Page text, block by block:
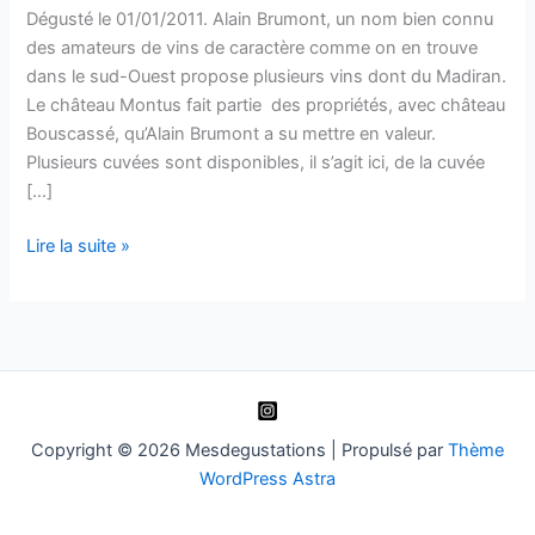
Dégusté le 01/01/2011. Alain Brumont, un nom bien connu
des amateurs de vins de caractère comme on en trouve
dans le sud-Ouest propose plusieurs vins dont du Madiran.
Le château Montus fait partie des propriétés, avec château
Bouscassé, qu’Alain Brumont a su mettre en valeur.
Plusieurs cuvées sont disponibles, il s’agit ici, de la cuvée
[…]
Madiran
Lire la suite »
Copyright © 2026 Mesdegustations | Propulsé par Thème
WordPress Astra